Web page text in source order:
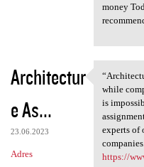
money
Architectur
e As...
23.06.2023
Adres
while
is
experts of
https://